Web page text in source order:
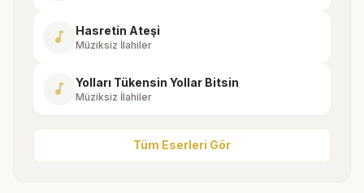
music_note Hasretin Ateşi
Müziksiz İlahiler
music_note Yolları Tükensin Yollar Bitsin
Müziksiz İlahiler
Tüm Eserleri Gör